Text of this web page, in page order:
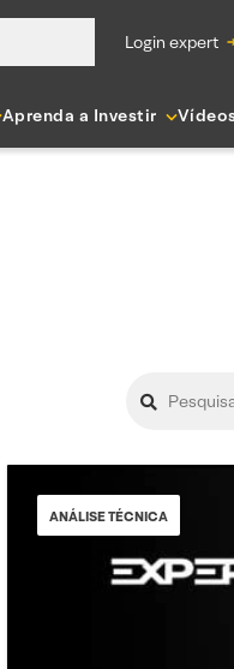
login expert
Aprenda a Investir
ANÁLISE TÉCNICA